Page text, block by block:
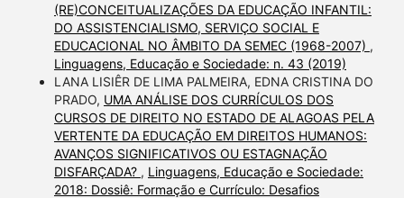
(RE)CONCEITUALIZAÇÕES DA EDUCAÇÃO INFANTIL:
DO ASSISTENCIALISMO, SERVIÇO SOCIAL E
EDUCACIONAL NO ÂMBITO DA SEMEC (1968-2007) ,
Linguagens, Educação e Sociedade: n. 43 (2019)
LANA LISIÊR DE LIMA PALMEIRA, EDNA CRISTINA DO
PRADO, UMA ANÁLISE DOS CURRÍCULOS DOS
CURSOS DE DIREITO NO ESTADO DE ALAGOAS PELA
VERTENTE DA EDUCAÇÃO EM DIREITOS HUMANOS:
AVANÇOS SIGNIFICATIVOS OU ESTAGNAÇÃO
DISFARÇADA? , Linguagens, Educação e Sociedade:
2018: Dossiê: Formação e Currículo: Desafios